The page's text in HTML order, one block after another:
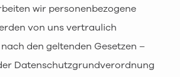
wir personenbezogene
von uns vertraulich
den geltenden Gesetzen –
Datenschutzgrundverordnung